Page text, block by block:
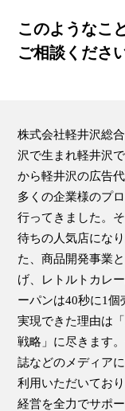
このようなこ
ご相談くださ
株式会社軽井沢総
沢で生まれ軽井沢
から軽井沢の広告
多くの企業様のプ
行ってきました。
待ちの人気店にな
た、商品開発事業
げ、レトルトカレ
ーパンは40秒に1
実現できた理由は
戦略」に尽きます
誌などのメディア
利用いただいてお
経営を全力でサポ